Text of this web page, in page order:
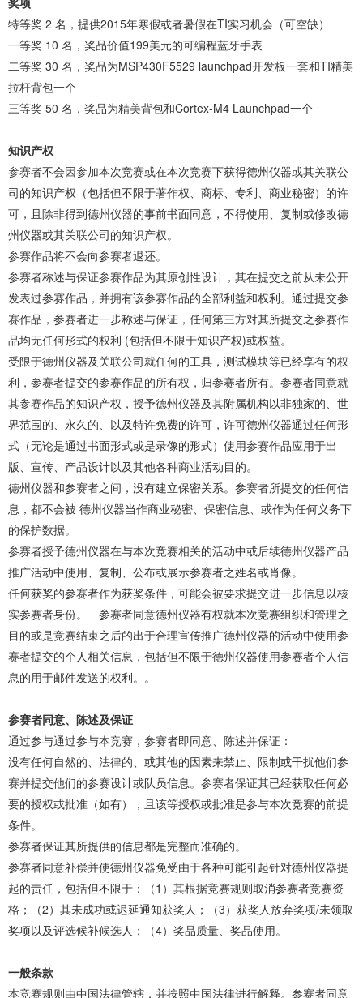
特等奖 2 名，提供2015年寒假或者暑假在TI实习机会（可空缺）
一等奖 10 名，奖品价值199美元的可编程蓝牙手表
二等奖 30 名，奖品为MSP430F5529 launchpad开发板一套和TI精美
拉杆背包一个
三等奖 50 名，奖品为精美背包和Cortex-M4 Launchpad一个
知识产权
参赛者不会因参加本次竞赛或在本次竞赛下获得德州仪器或其关联公
司的知识产权（包括但不限于著作权、商标、专利、商业秘密）的许
可，且除非得到德州仪器的事前书面同意，不得使用、复制或修改德
州仪器或其关联公司的知识产权。
参赛作品将不会向参赛者退还。
参赛者称述与保证参赛作品为其原创性设计，其在提交之前从未公开
发表过参赛作品，并拥有该参赛作品的全部利益和权利。通过提交参
赛作品，参赛者进一步称述与保证，任何第三方对其所提交之参赛作
品均无任何形式的权利 (包括但不限于知识产权)或权益。
受限于德州仪器及关联公司就任何的工具，测试模块等已经享有的权
利，参赛者提交的参赛作品的所有权，归参赛者所有。参赛者同意就
其参赛作品的知识产权，授予德州仪器及其附属机构以非独家的、世
界范围的、永久的、以及特许免费的许可，许可德州仪器通过任何形
式（无论是通过书面形式或是录像的形式）使用参赛作品应用于出
版、宣传、产品设计以及其他各种商业活动目的。
德州仪器和参赛者之间，没有建立保密关系。参赛者所提交的任何信
息，都不会被 德州仪器当作商业秘密、保密信息、或作为任何义务下
的保护数据。
参赛者授予德州仪器在与本次竞赛相关的活动中或后续德州仪器产品
推广活动中使用、复制、公布或展示参赛者之姓名或肖像。
任何获奖的参赛者作为获奖条件，可能会被要求提交进一步信息以核
实参赛者身份。 参赛者同意德州仪器有权就本次竞赛组织和管理之
目的或是竞赛结束之后的出于合理宣传推广德州仪器的活动中使用参
赛者提交的个人相关信息，包括但不限于德州仪器使用参赛者个人信
息的用于邮件发送的权利。。
参赛者同意、陈述及保证
通过参与通过参与本竞赛，参赛者即同意、陈述并保证：
没有任何自然的、法律的、或其他的因素来禁止、限制或干扰他们参
赛并提交他们的参赛设计或队员信息。参赛者保证其已经获取任何必
要的授权或批准（如有），且该等授权或批准是参与本次竞赛的前提
条件。
参赛者保证其所提供的信息都是完整而准确的。
参赛者同意补偿并使德州仪器免受由于各种可能引起针对德州仪器提
起的责任，包括但不限于：（1）其根据竞赛规则取消参赛者竞赛资
格；（2）其未成功或迟延通知获奖人；（3）获奖人放弃奖项/未领取
奖项以及评选候补候选人；（4）奖品质量、奖品使用。
一般条款
本竞赛规则由中国法律管辖，并按照中国法律进行解释。参赛者同意